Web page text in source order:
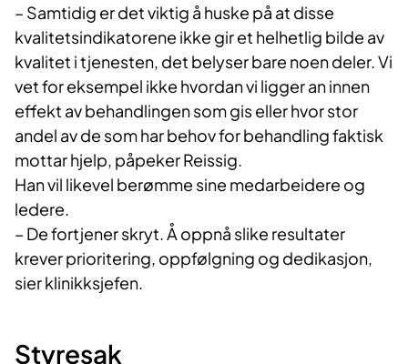
– Samtidig er det viktig å huske på at disse
kvalitetsindikatorene ikke gir et helhetlig bilde av
kvalitet i tjenesten, det belyser bare noen deler. Vi
vet for eksempel ikke hvordan vi ligger an innen
effekt av behandlingen som gis eller hvor stor
andel av de som har behov for behandling faktisk
mottar hjelp, påpeker Reissig.
Han vil likevel berømme sine medarbeidere og
ledere.
– De fortjener skryt. Å oppnå slike resultater
krever prioritering, oppfølgning og dedikasjon,
sier klinikksjefen.
Styresak